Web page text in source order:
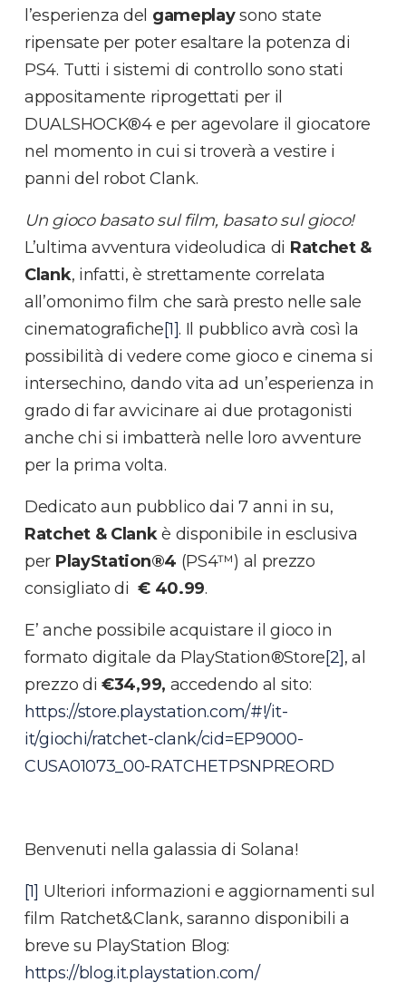
l’esperienza del gameplaysono state
ripensate per poter esaltare la potenza di
PS4. Tutti i sistemi di controllo sono stati
appositamente riprogettati per il
DUALSHOCK®4 e per agevolare il giocatore
nel momento in cui si troverà a vestire i
panni del robot Clank.
Un gioco basato sul film, basato sul gioco!
L’ultima avventura videoludica di Ratchet &
Clank, infatti, è strettamente correlata
all’omonimo film che sarà presto nelle sale
cinematografiche[1]. Il pubblico avrà così la
possibilità di vedere come gioco e cinema si
intersechino, dando vita ad un’esperienza in
grado di far avvicinare ai due protagonisti
anche chi si imbatterà nelle loro avventure
per la prima volta.
Dedicato aun pubblico dai 7 anni in su,
Ratchet & Clankè disponibile in esclusiva
per PlayStation®4 (PS4™) al prezzo
consigliato di€ 40.99.
E’ anche possibile acquistare il gioco in
formato digitale da PlayStation®Store[2], al
prezzo di €34,99, accedendo al sito:
https://store.playstation.com/#!/it-
it/giochi/ratchet-clank/cid=EP9000-
CUSA01073_00-RATCHETPSNPREORD
Benvenuti nella galassia di Solana!
[1] Ulteriori informazioni e aggiornamenti sul
film Ratchet&Clank, saranno disponibili a
breve su PlayStation Blog:
https://blog.it.playstation.com/